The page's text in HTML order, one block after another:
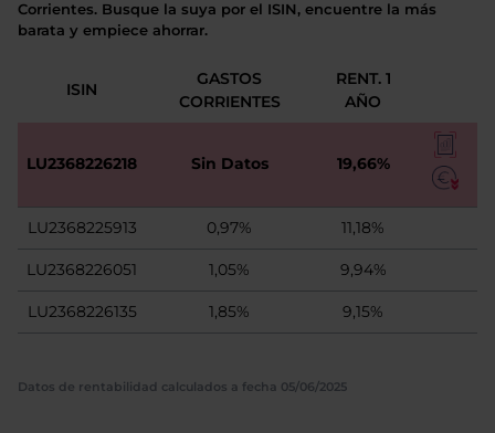
Corrientes. Busque la suya por el ISIN, encuentre la más
barata y empiece ahorrar.
ISIN
GASTOS
CORRIENTES
RENT. 1
AÑO
LU2368226218 Sin Datos 19,66%
LU2368225913 0,97% 11,18%
LU2368226051 1,05% 9,94%
LU2368226135 1,85% 9,15%
Datos de rentabilidad calculados a fecha 05/06/2025